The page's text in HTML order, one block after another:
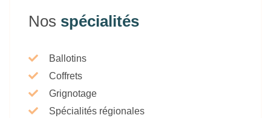
Nos spécialités
Ballotins
Coffrets
Grignotage
Spécialités régionales